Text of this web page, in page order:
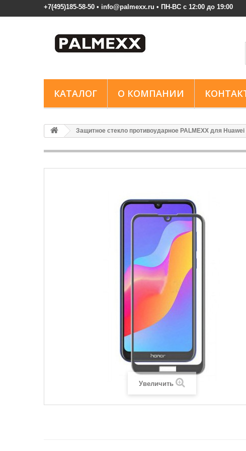
+7(495)185-58-50 • info@palmexx.ru • ПН-ВС с 12:00 до 19:00
КАТАЛОГ О КОМПАНИИ
Защитное стекло противоударное PALMEXX для
Увеличить